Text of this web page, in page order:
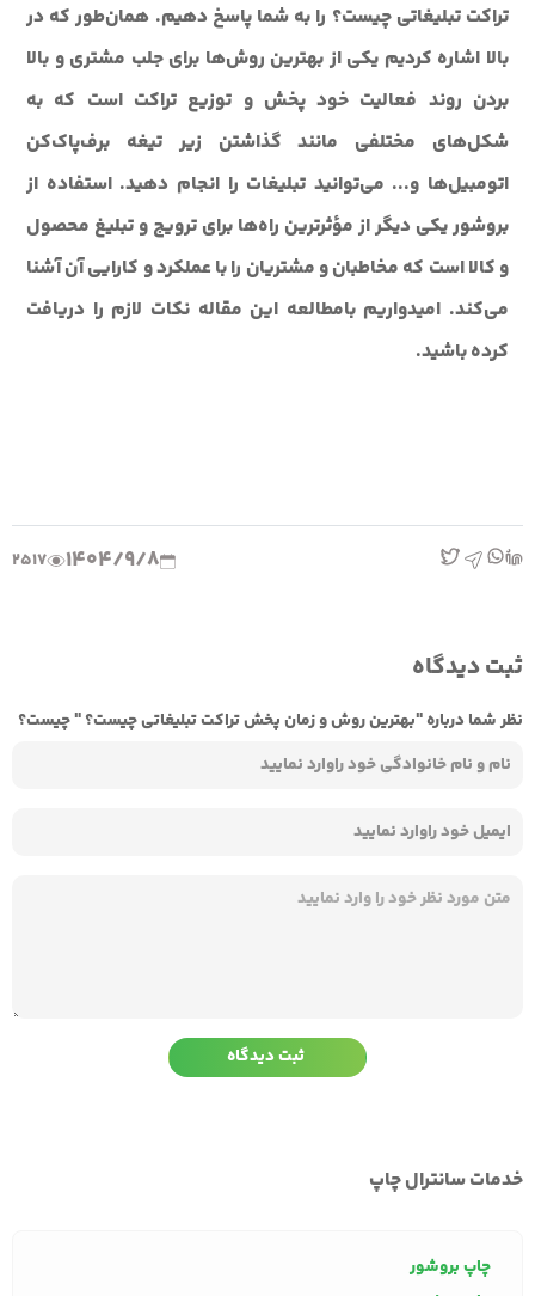
تراکت تبلیغاتی چیست؟ را به شما پاسخ دهیم. همان‌طور که در
بالا اشاره کردیم یکی از بهترین روش‌ها برای جلب مشتری و بالا
بردن روند فعالیت خود پخش و توزیع تراکت است که به
شکل‌های مختلفی مانند گذاشتن زیر تیغه برف‌پاک‌کن
اتومبیل‌ها و... می‌توانید تبلیغات را انجام دهید. استفاده از
بروشور یکی دیگر از مؤثرترین راه‌ها برای ترویج و تبلیغ محصول
و کالا است که مخاطبان و مشتریان را با عملکرد و کارایی آن آشنا
می‌کند. امیدواریم بامطالعه این مقاله نکات لازم را دریافت
کرده باشید.
1404/9/8
2517
ثبت دیدگاه
نظر شما درباره "بهترین روش و زمان پخش تراکت تبلیغاتی چیست؟ " چیست؟
خدمات سانترال چاپ
چاپ بروشور